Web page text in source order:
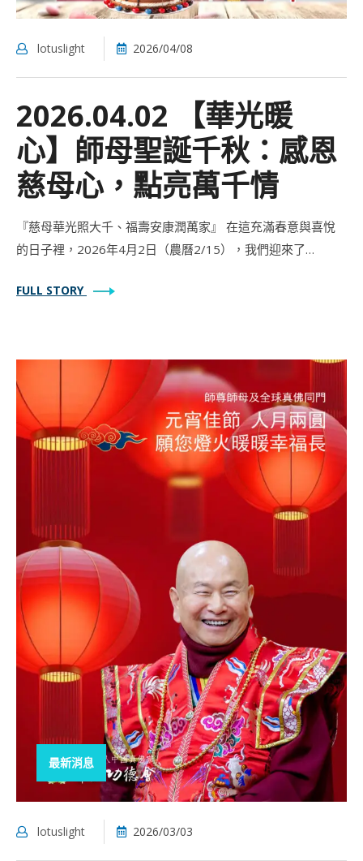
lotuslight 2026/04/08
2026.04.02 【華光暖
心】師母聖誕千秋：感恩
慈母心，點亮萬千情
『慈母華光照大千、福壽安康潤萬家』 在這充滿春意與喜悅
的日子裡，2026年4月2日（農曆2/15），我們迎來了…
FULL STORY
最新消息
lotuslight 2026/03/03